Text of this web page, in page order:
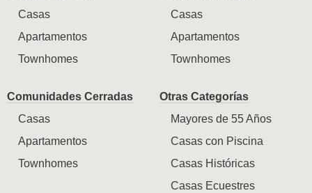
Casas
Apartamentos
Townhomes
Casas
Apartamentos
Townhomes
Comunidades Cerradas
Casas
Apartamentos
Townhomes
Otras Categorías
Mayores de 55 Años
Casas con Piscina
Casas Históricas
Casas Ecuestres